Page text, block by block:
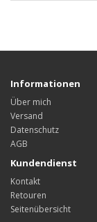
Informationen
Über mich
Versand
Datenschutz
AGB
Kundendienst
Kontakt
Retouren
Seitenübersicht